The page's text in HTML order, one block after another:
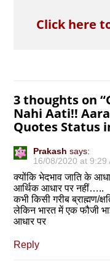
Click here
3 thoughts on “
Nahi Aati!!
Quotes Status
Prakash says:
16/08/2020 at 9:29
क्योंकि भेदभाव जाति के
आर्थिक आधार पर नहीं…..
कभी किसी गरीब ब्राह्मण/
लेकिन भारत में एक फौजी
आधार पर
Reply